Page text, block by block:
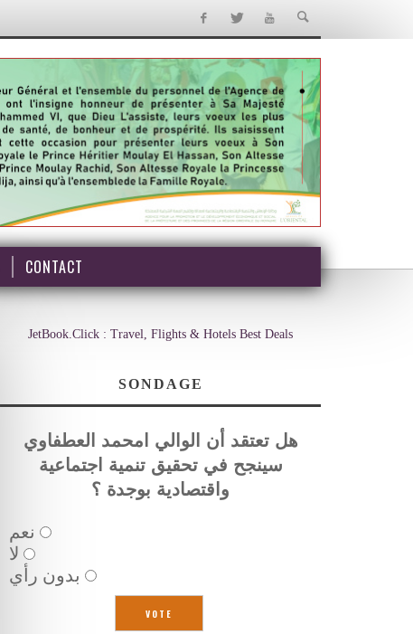
CONTACT
JetBook.Click : Travel, Flights & Hotels Best Deals
SONDAGE
هل تعتقد أن الوالي امحمد العطفاوي
سينجح في تحقيق تنمية اجتماعية
واقتصادية بوجدة ؟
نعم
لا
بدون رأي